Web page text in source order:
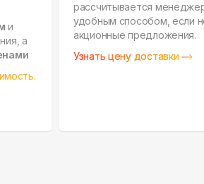
и
а
рассчитывается
удобным способом, если
акционные предложения.
Узнать цену доставки